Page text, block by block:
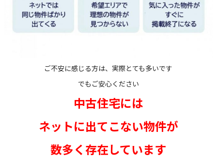
ご不安に感じる方は、実際とても多いです
でもご安心ください
中古住宅には
ネットに出てこない物件が
数多く存在しています